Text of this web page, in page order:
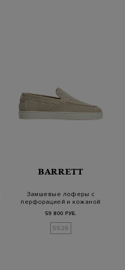
BARRETT
Замшевые лоферы с
перфорацией и кожаной
59 800 РУБ.
SS26